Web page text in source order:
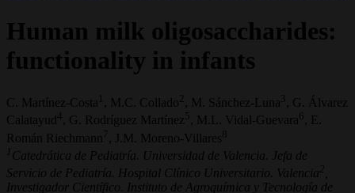
Human milk oligosaccharides:
functionality in infants
C. Martínez-Costa 1 , M.C. Collado , M. Sánchez-Luna 3
, G. Álvarez
Calatayud4 , G. Rodríguez Martínez5 , M.L. Vidal-Guevara6
, E.
Román Riechmann
7 , J.M. Moreno-Villares8
1 Catedrática de Pediatría. Universidad de Valencia. Jefa de
Servicio de Pediatría. Hospital Clínico Universitario. Valencia 2
Investigador Científico. Instituto de Agroquímica y Tecnología de